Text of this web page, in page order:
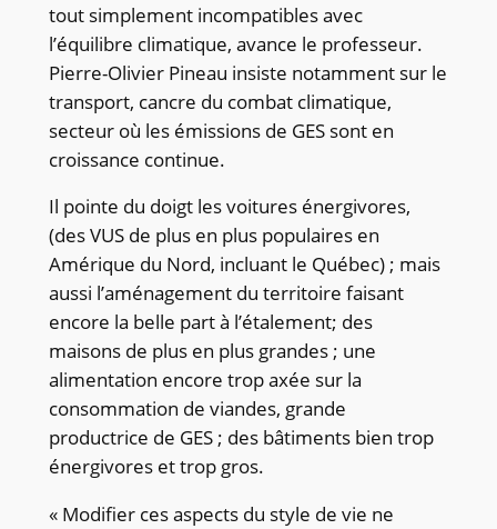
tout simplement incompatibles avec
l’équilibre climatique, avance le professeur.
Pierre-Olivier Pineau insiste notamment sur le
transport, cancre du combat climatique,
secteur où les émissions de GES sont en
croissance continue.
Il pointe du doigt les voitures énergivores,
(des VUS de plus en plus populaires en
Amérique du Nord, incluant le Québec) ; mais
aussi l’aménagement du territoire faisant
encore la belle part à l’étalement; des
maisons de plus en plus grandes ; une
alimentation encore trop axée sur la
consommation de viandes, grande
productrice de GES ; des bâtiments bien trop
énergivores et trop gros.
« Modifier ces aspects du style de vie ne